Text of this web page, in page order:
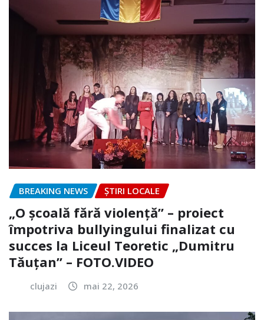
BREAKING NEWS ȘTIRI LOCALE
„O școală fără violență” – proiect
împotriva bullyingului finalizat cu
succes la Liceul Teoretic „Dumitru
Tăuțan” – FOTO.VIDEO
clujazi mai 22, 2026